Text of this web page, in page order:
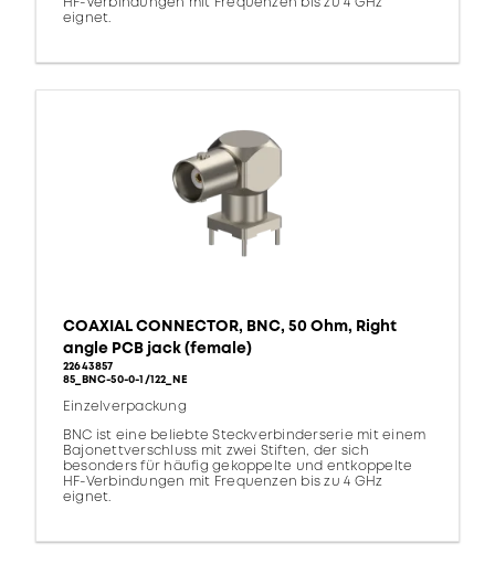
eignet.
COAXIAL CONNECTOR, BNC, 50 Ohm, Right
angle PCB jack (female)
22643857
85_BNC-50-0-1/122_NE
Einzelverpackung
BNC ist eine beliebte Steckverbinderserie mit einem
Bajonettverschluss mit zwei Stiften, der sich
besonders für häufig gekoppelte und entkoppelte
HF-Verbindungen mit Frequenzen bis zu 4 GHz
eignet.